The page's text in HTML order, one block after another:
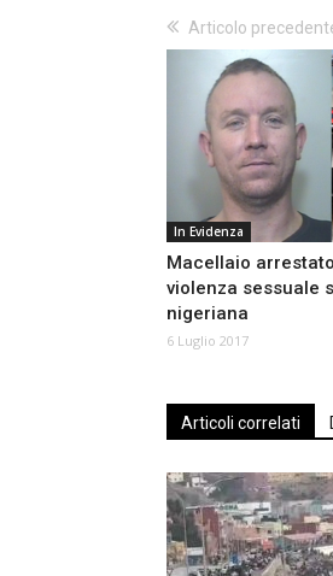
Articolo
In Evidenza
Macellaio
violenza sessuale
nigeriana
6 Luglio 2017
Articoli correlati